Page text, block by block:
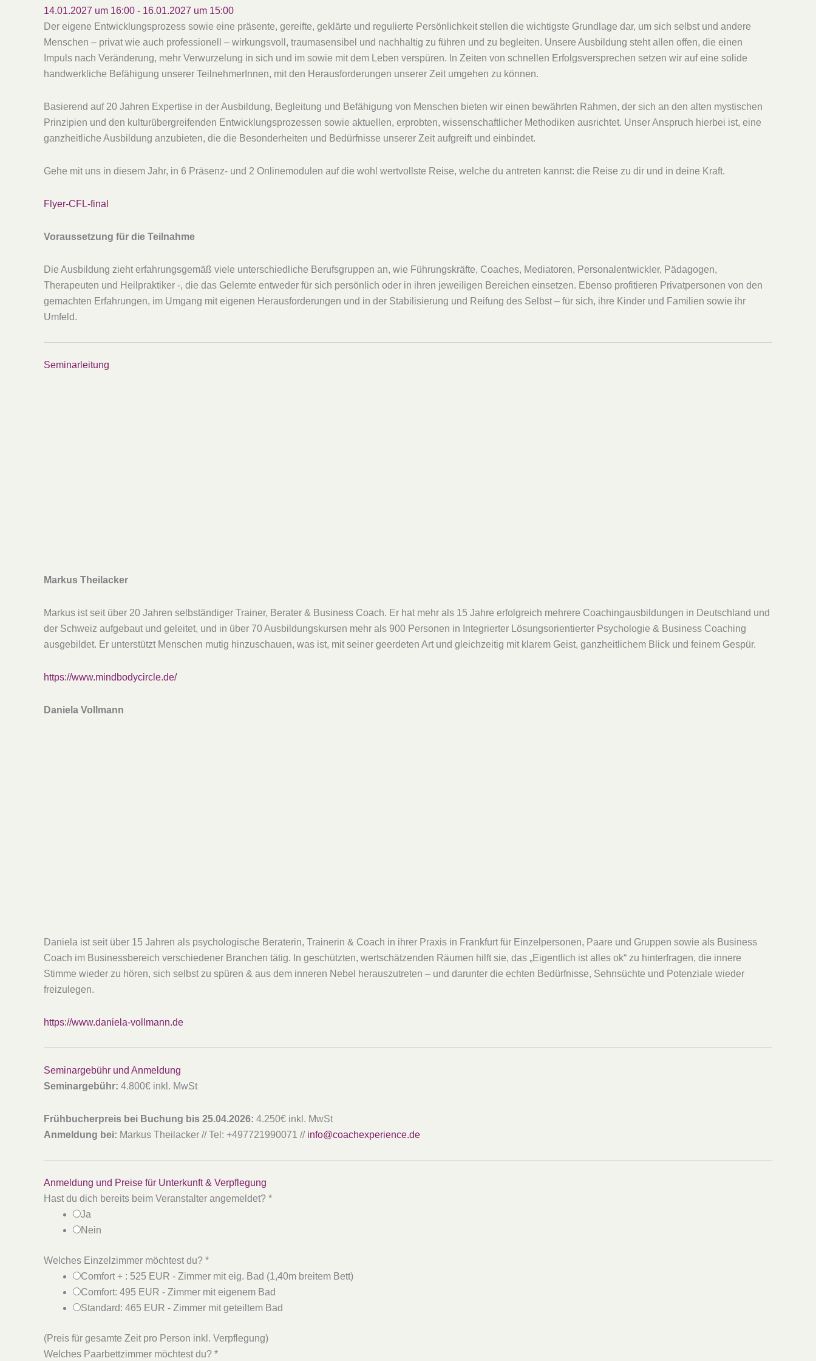
14.01.2027 um 16:00 - 16.01.2027 um 15:00
Der eigene Entwicklungsprozess sowie eine präsente, gereifte, geklärte und regulierte Persönlichkeit stellen die wichtigste Grundlage dar, um sich selbst und andere
Menschen – privat wie auch professionell – wirkungsvoll, traumasensibel und nachhaltig zu führen und zu begleiten. Unsere Ausbildung steht allen offen, die einen
Impuls nach Veränderung, mehr Verwurzelung in sich und im sowie mit dem Leben verspüren. In Zeiten von schnellen Erfolgsversprechen setzen wir auf eine solide
handwerkliche Befähigung unserer TeilnehmerInnen, mit den Herausforderungen unserer Zeit umgehen zu können.
Basierend auf 20 Jahren Expertise in der Ausbildung, Begleitung und Befähigung von Menschen bieten wir einen bewährten Rahmen, der sich an den alten mystischen
Prinzipien und den kulturübergreifenden Entwicklungsprozessen sowie aktuellen, erprobten, wissenschaftlicher Methodiken ausrichtet. Unser Anspruch hierbei ist, eine
ganzheitliche Ausbildung anzubieten, die die Besonderheiten und Bedürfnisse unserer Zeit aufgreift und einbindet.
Gehe mit uns in diesem Jahr, in 6 Präsenz- und 2 Onlinemodulen auf die wohl wertvollste Reise, welche du antreten kannst: die Reise zu dir und in deine Kraft.
Flyer-CFL-final
Voraussetzung für die Teilnahme
Die Ausbildung zieht erfahrungsgemäß viele unterschiedliche Berufsgruppen an, wie Führungskräfte, Coaches, Mediatoren, Personalentwickler, Pädagogen,
Therapeuten und Heilpraktiker -, die das Gelernte entweder für sich persönlich oder in ihren jeweiligen Bereichen einsetzen. Ebenso profitieren Privatpersonen von den
gemachten Erfahrungen, im Umgang mit eigenen Herausforderungen und in der Stabilisierung und Reifung des Selbst – für sich, ihre Kinder und Familien sowie ihr
Umfeld.
Seminarleitung
Markus Theilacker
Markus ist seit über 20 Jahren selbständiger Trainer, Berater & Business Coach. Er hat mehr als 15 Jahre erfolgreich mehrere Coachingausbildungen in Deutschland und
der Schweiz aufgebaut und geleitet, und in über 70 Ausbildungskursen mehr als 900 Personen in Integrierter Lösungsorientierter Psychologie & Business Coaching
ausgebildet. Er unterstützt Menschen mutig hinzuschauen, was ist, mit seiner geerdeten Art und gleichzeitig mit klarem Geist, ganzheitlichem Blick und feinem Gespür.
https://www.mindbodycircle.de/
Daniela Vollmann
Daniela ist seit über 15 Jahren als psychologische Beraterin, Trainerin & Coach in ihrer Praxis in Frankfurt für Einzelpersonen, Paare und Gruppen sowie als Business
Coach im Businessbereich verschiedener Branchen tätig. ​In geschützten, wertschätzenden Räumen hilft sie, das „Eigentlich ist alles ok“ zu hinterfragen, die innere
Stimme wieder zu hören, sich selbst zu spüren & aus dem inneren Nebel herauszutreten – und darunter die echten Bedürfnisse, Sehnsüchte und Potenziale wieder
freizulegen.
https://www.daniela-vollmann.de
Seminargebühr und Anmeldung
Seminargebühr: 4.800€ inkl. MwSt
Frühbucherpreis bei Buchung bis 25.04.2026: 4.250€ inkl. MwSt
Anmeldung bei: Markus Theilacker // Tel: +497721990071 // info@coachexperience.de
Anmeldung und Preise für Unterkunft & Verpflegung
Hast du dich bereits beim Veranstalter angemeldet? *
Ja
Nein
Welches Einzelzimmer möchtest du? *
Comfort + : 525 EUR - Zimmer mit eig. Bad (1,40m breitem Bett)
Comfort: 495 EUR - Zimmer mit eigenem Bad
Standard: 465 EUR - Zimmer mit geteiltem Bad
(Preis für gesamte Zeit pro Person inkl. Verpflegung)
Welches Paarbettzimmer möchtest du? *